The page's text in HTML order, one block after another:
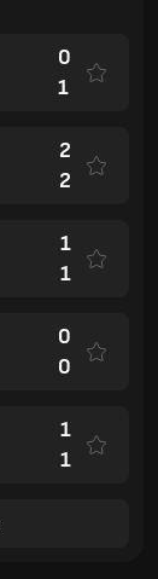
0
1
2
2
1
1
0
0
1
1